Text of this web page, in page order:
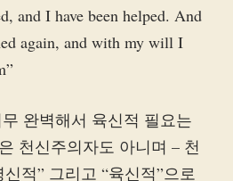
and I have been helped. And
again, and with my will I
완벽해서 육신적 필요는
천신주의자도 아니며 – 천
적” 그리고 “육신적”으로